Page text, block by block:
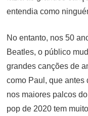
entendia como
No entanto, nos 50
Beatles, o público
grandes canções de
como Paul, que antes
nos maiores palcos
pop de 2020 tem